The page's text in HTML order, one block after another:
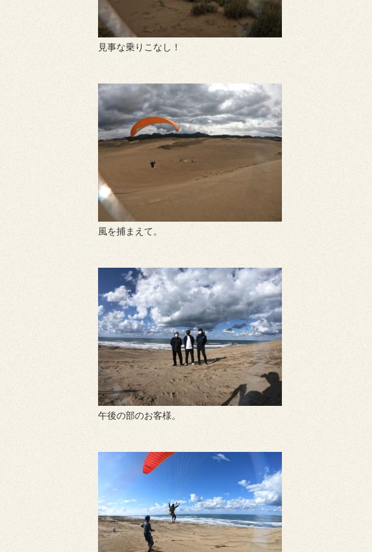
見事な乗りこなし！
風を捕まえて。
午後の部のお客様。